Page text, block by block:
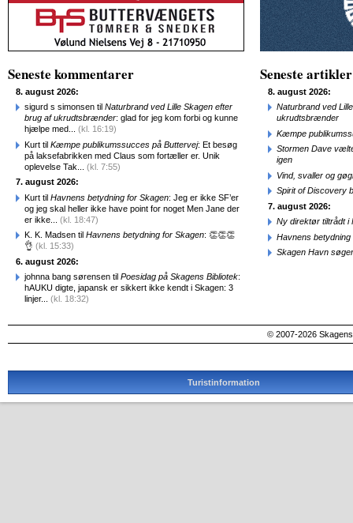
Seneste kommentarer
8. august 2026:
sigurd s simonsen til Naturbrand ved Lille Skagen efter
brug af ukrudtsbrænder: glad for jeg kom forbi og kunne
hjælpe med... (kl. 16:19)
Kurt til Kæmpe publikumssucces på Buttervej: Et besøg
på laksefabrikken med Claus som fortæller er. Unik
oplevelse Tak... (kl. 7:55)
7. august 2026:
Kurt til Havnens betydning for Skagen: Jeg er ikke SF’er
og jeg skal heller ikke have point for noget Men Jane der
er ikke... (kl. 18:47)
K. K. Madsen til Havnens betydning for Skagen: 👏👏👏
👌 (kl. 15:33)
6. august 2026:
johnna bang sørensen til Poesidag på Skagens Bibliotek:
hAUKU digte, japansk er sikkert ikke kendt i Skagen: 3
linjer... (kl. 18:32)
Seneste artikler
8. august 2026:
Naturbrand ved
ukrudtsbrænder
Kæmpe
Stormen Dave
igen
Vind, svaller og
Spirit of Discovery
7. august 2026:
Ny direktør tiltrådt i
Havnens betydning
Skagen Havn
© 2007-2026
Turistinformation